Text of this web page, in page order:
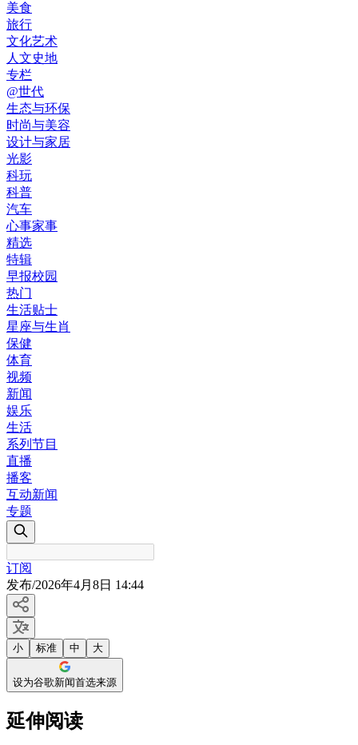
美食
旅行
文化艺术
人文史地
专栏
@世代
生态与环保
时尚与美容
设计与家居
光影
科玩
科普
汽车
心事家事
精选
特辑
早报校园
热门
生活贴士
星座与生肖
保健
体育
视频
新闻
娱乐
生活
系列节目
直播
播客
互动新闻
专题
订阅
发布/2026年4月8日 14:44
小 标准 中 大
设为谷歌新闻首选来源
延伸阅读